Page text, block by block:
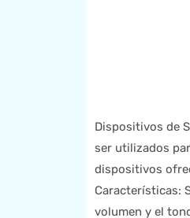
Dispositivos de
ser utilizados
dispositivos
Características:
volumen y el